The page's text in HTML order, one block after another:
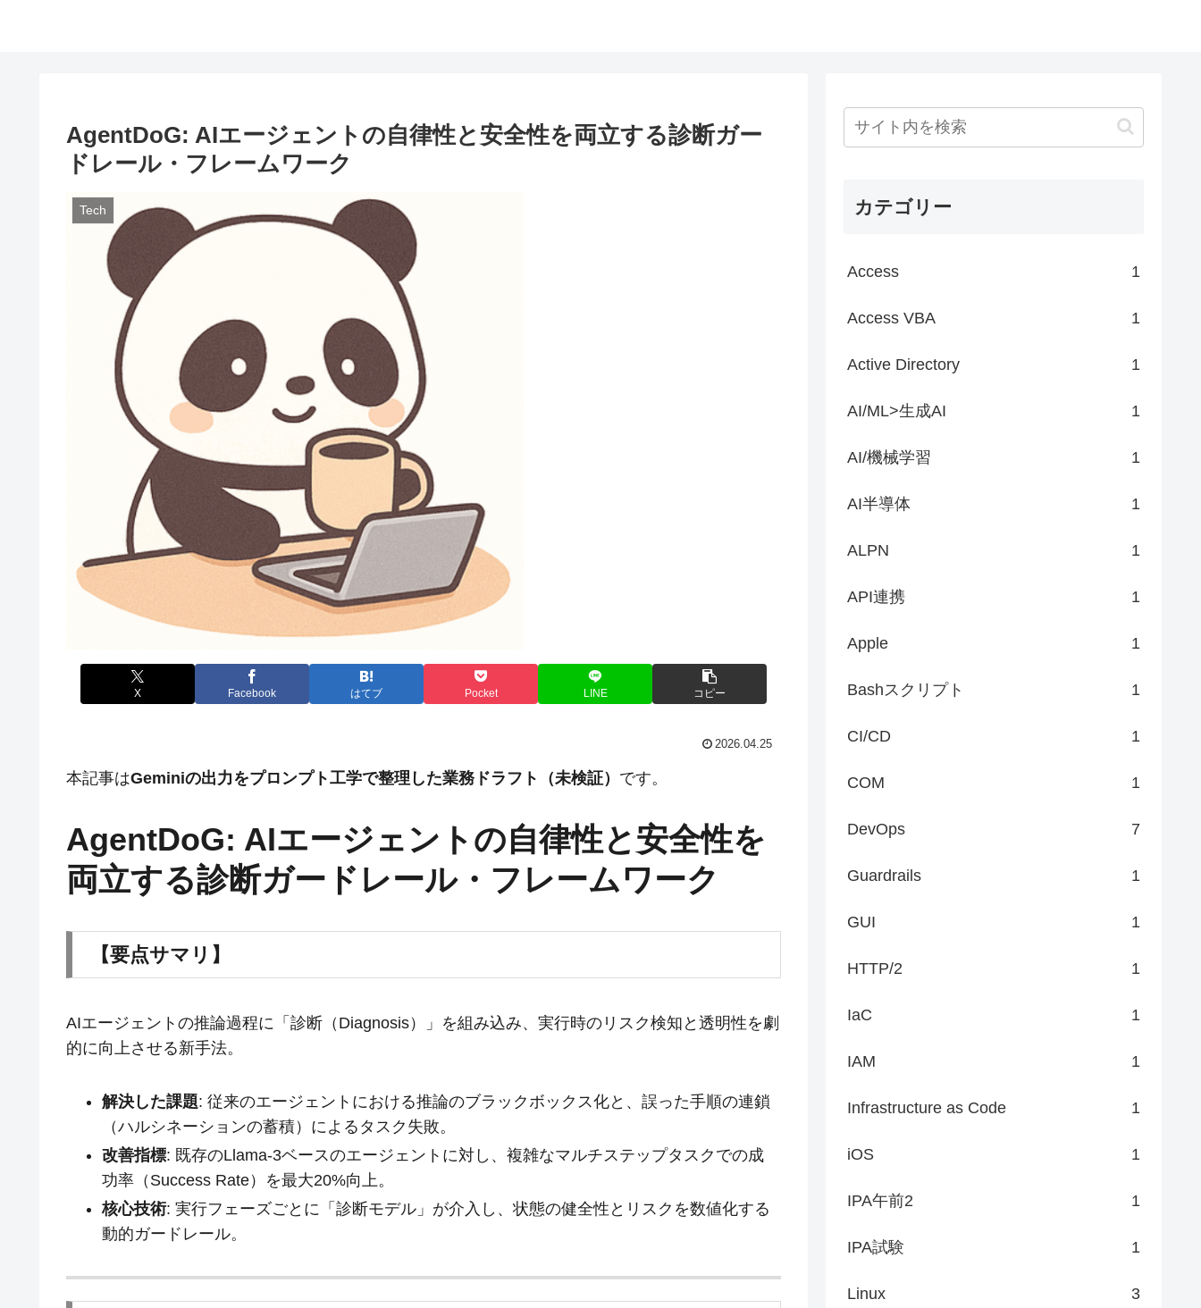
AgentDoG: AIエージェントの自律性と安全性を両立する診断ガー
ドレール・フレームワーク
Tech
X Facebook はてブ Pocket LINE コピー
2026.04.25
本記事はGeminiの出力をプロンプト工学で整理した業務ドラフト（未検証） です。
AgentDoG: AIエージェントの自律性と安全性を
両立する診断ガードレール・フレームワーク
【要点サマリ】
AIエージェントの推論過程に「診断（Diagnosis）」を組み込み、実行時のリスク検知と透明性を劇
的に向上させる新手法。
解決した課題: 従来のエージェントにおける推論のブラックボックス化と、誤った手順の連鎖
（ハルシネーションの蓄積）によるタスク失敗。
改善指標: 既存のLlama-3ベースのエージェントに対し、複雑なマルチステップタスクでの成
功率（Success Rate）を最大20%向上。
核心技術: 実行フェーズごとに「診断モデル」が介入し、状態の健全性とリスクを数値化する
動的ガードレール。
カテゴリー
Access 1
Access VBA 1
Active Directory 1
AI/ML>生成AI 1
AI/機械学習 1
AI半導体 1
ALPN 1
API連携 1
Apple 1
Bashスクリプト 1
CI/CD 1
COM 1
DevOps 7
Guardrails 1
GUI 1
HTTP/2 1
IaC 1
IAM 1
Infrastructure as Code 1
iOS 1
IPA午前2 1
IPA試験 1
Linux 3